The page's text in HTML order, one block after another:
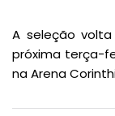
A seleção
próxima terça-
na Arena